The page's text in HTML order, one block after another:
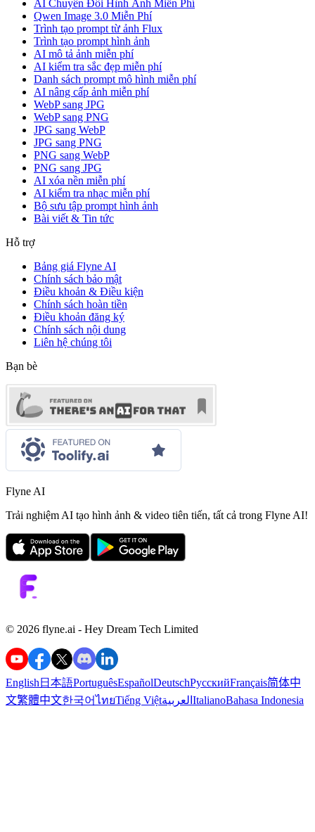
AI Chuyển Đổi Hình Ảnh Miễn Phí
Qwen Image 3.0 Miễn Phí
Trình tạo prompt từ ảnh Flux
Trình tạo prompt hình ảnh
AI mô tả ảnh miễn phí
AI kiểm tra sắc đẹp miễn phí
Danh sách prompt mô hình miễn phí
AI nâng cấp ảnh miễn phí
WebP sang JPG
WebP sang PNG
JPG sang WebP
JPG sang PNG
PNG sang WebP
PNG sang JPG
AI xóa nền miễn phí
AI kiểm tra nhạc miễn phí
Bộ sưu tập prompt hình ảnh
Bài viết & Tin tức
Hỗ trợ
Bảng giá Flyne AI
Chính sách bảo mật
Điều khoản & Điều kiện
Chính sách hoàn tiền
Điều khoản đăng ký
Chính sách nội dung
Liên hệ chúng tôi
Bạn bè
Flyne AI
Trải nghiệm AI tạo hình ảnh & video tiên tiến, tất cả trong Flyne AI!
©️ 2026 flyne.ai - Hey Dream Tech Limited
English 日本語PortuguêsEspañolDeutschРусскийFrançais简体中
文繁體中文한국어ไทยTiếng Việtالعربية ItalianoBahasa Indonesia